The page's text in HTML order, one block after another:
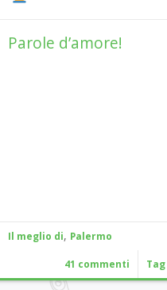
Parole d’amore!
Il meglio di, Palermo
41 commenti Tag